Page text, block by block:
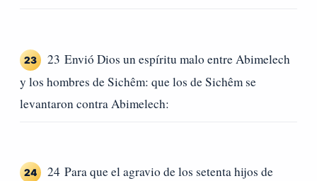
23
23 Envió Dios un espíritu malo entre Abimelech
y los hombres de Sichêm: que los de Sichêm se
levantaron contra Abimelech:
24
24 Para que el agravio de los setenta hijos de